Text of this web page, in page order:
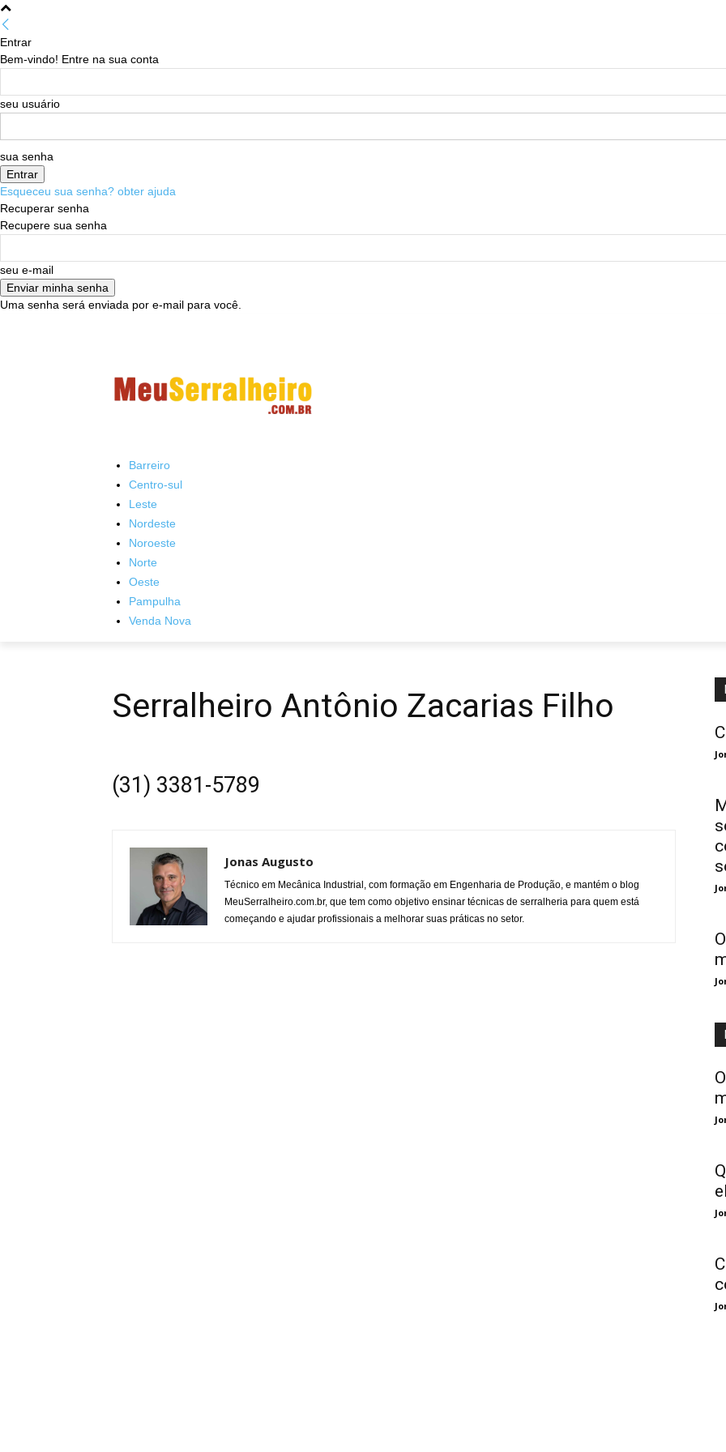
Entrar
Bem-vindo! Entre na sua conta
seu usuário
sua senha
Esqueceu sua senha? obter ajuda
Recuperar senha
Recupere sua senha
seu e-mail
Uma senha será enviada por e-mail para você.
Barreiro
Centro-sul
Leste
Nordeste
Noroeste
Norte
Oeste
Pampulha
Venda Nova
Serralheiro Antônio Zacarias Filho
(31) 3381-5789
Jonas Augusto
Técnico em Mecânica Industrial, com formação em Engenharia de Produção, e mantém o blog
MeuSerralheiro.com.br, que tem como objetivo ensinar técnicas de serralheria para quem está
começando e ajudar profissionais a melhorar suas práticas no setor.